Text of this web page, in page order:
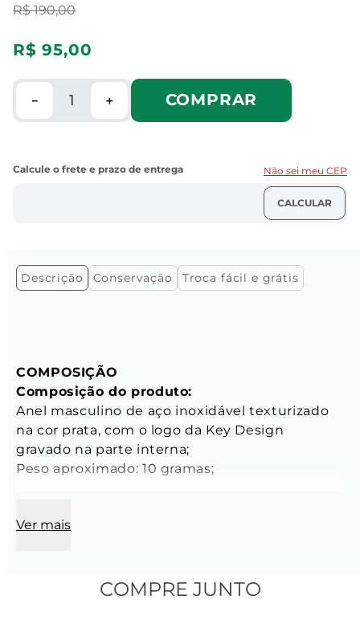
R$ 190,00
R$ 95,00
＋
－ COMPRAR
Não sei meu CEP
Descrição Conservação Troca fácil e grátis
COMPOSIÇÃO
Composição do produto:
Anel masculino de aço inoxidável texturizado
na cor prata, com o logo da Key Design
gravado na parte interna;
Peso aproximado: 10 gramas;
Largura: 8 mm;
de aço polido;
Ver mais
COMPRE JUNTO